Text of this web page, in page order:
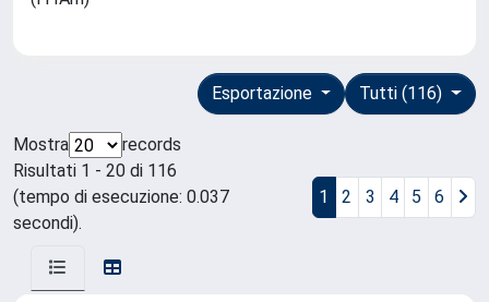
Tutti (116)
Esportazione
Mostra
records
Risultati 1 - 20 di 116
(tempo di esecuzione: 0.037
secondi).
1 2 3 4 5 6